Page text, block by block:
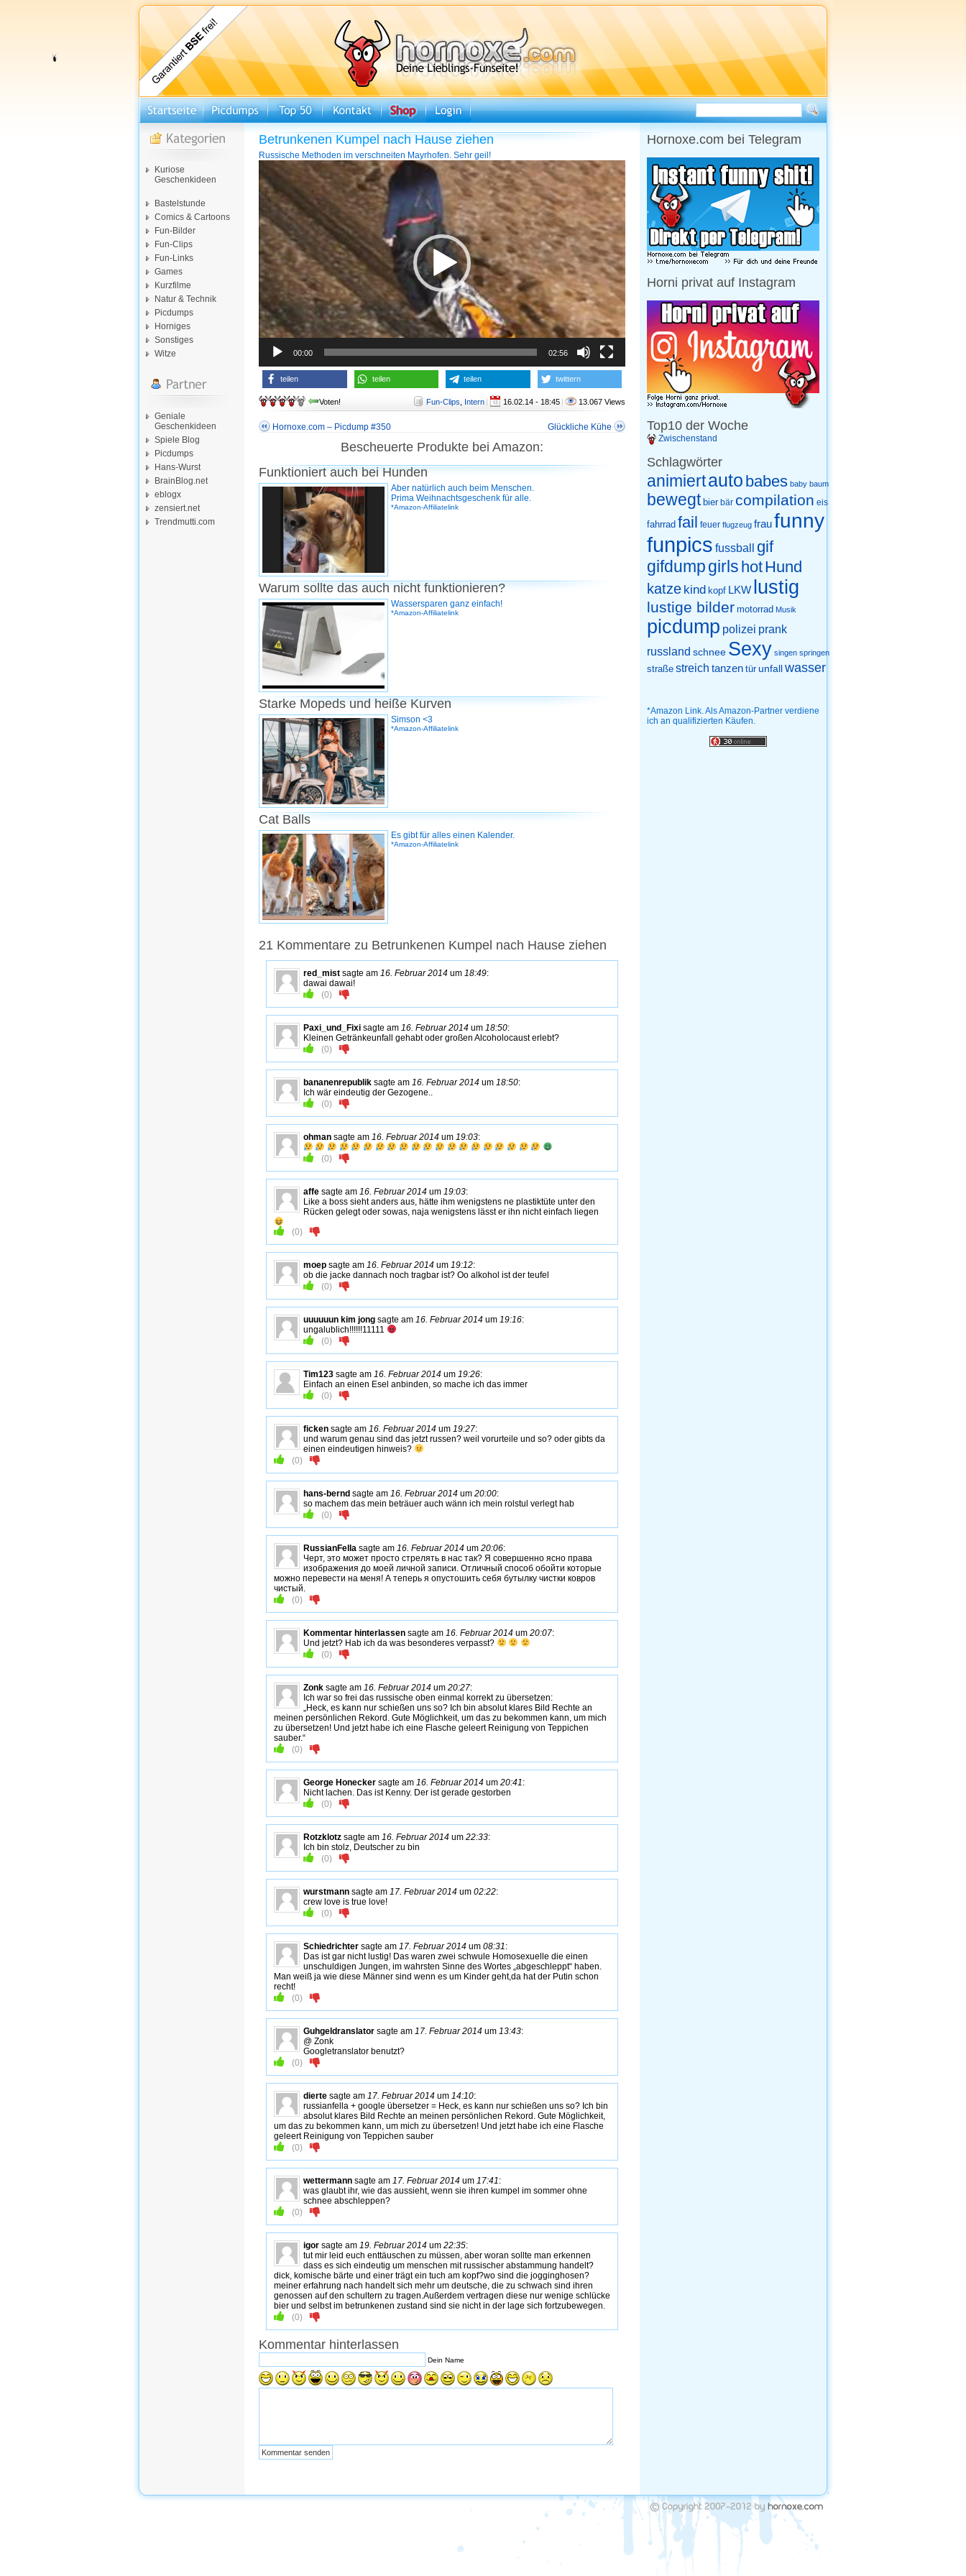
Kuriose
Geschenkideen
Bastelstunde
Comics & Cartoons
Fun-Bilder
Fun-Clips
Fun-Links
Games
Kurzfilme
Natur & Technik
Picdumps
Horniges
Sonstiges
Witze
Geniale
Geschenkideen
Spiele Blog
Picdumps
Hans-Wurst
BrainBlog.net
eblogx
zensiert.net
Trendmutti.com
Betrunkenen Kumpel nach Hause ziehen
Russische Methoden im verschneiten Mayrhofen. Sehr geil!
Video-
Player
00:00 02:56
teilen teilen teilen twittern
Voten! Fun-Clips Intern | 16.02.14 - 18:45 | 13.067 Views
Hornoxe.com – Picdump #350 Glückliche Kühe
Bescheuerte Produkte bei Amazon:
Funktioniert auch bei Hunden
Aber natürlich auch beim Menschen.
Prima Weihnachtsgeschenk für alle.
*Amazon-Affiliatelink
Warum sollte das auch nicht funktionieren?
Wassersparen ganz einfach!
*Amazon-Affiliatelink
Starke Mopeds und heiße Kurven
Simson <3
*Amazon-Affiliatelink
Cat Balls
Es gibt für alles einen Kalender.
*Amazon-Affiliatelink
21 Kommentare zu Betrunkenen Kumpel nach Hause ziehen
red_mist sagte am 16. Februar 2014 um 18:49:
dawai dawai!
(0)
Paxi_und_Fixi sagte am 16. Februar 2014 um 18:50:
Kleinen Getränkeunfall gehabt oder großen Alcoholocaust erlebt?
(0)
bananenrepublik sagte am 16. Februar 2014 um 18:50:
Ich wär eindeutig der Gezogene..
(0)
ohman sagte am 16. Februar 2014 um 19:03:
(0)
affe sagte am 16. Februar 2014 um 19:03:
Like a boss sieht anders aus, hätte ihm wenigstens ne plastiktüte unter den
Rücken gelegt oder sowas, naja wenigstens lässt er ihn nicht einfach liegen
(0)
moep sagte am 16. Februar 2014 um 19:12:
ob die jacke dannach noch tragbar ist? Oo alkohol ist der teufel
(0)
uuuuuun kim jong sagte am 16. Februar 2014 um 19:16:
ungalublich!!!!!!11111
(0)
Tim123 sagte am 16. Februar 2014 um 19:26:
Einfach an einen Esel anbinden, so mache ich das immer
(0)
ficken sagte am 16. Februar 2014 um 19:27:
und warum genau sind das jetzt russen? weil vorurteile und so? oder gibts da
einen eindeutigen hinweis?
(0)
hans-bernd sagte am 16. Februar 2014 um 20:00:
so machem das mein beträuer auch wänn ich mein rolstul verlegt hab
(0)
RussianFella sagte am 16. Februar 2014 um 20:06:
Черт, это может просто стрелять в нас так? Я совершенно ясно права
изображения до моей личной записи. Отличный способ обойти которые
можно перевести на меня! А теперь я опустошить себя бутылку чистки ковров
чистый.
(0)
Kommentar hinterlassen sagte am 16. Februar 2014 um 20:07:
Und jetzt? Hab ich da was besonderes verpasst?
(0)
Zonk sagte am 16. Februar 2014 um 20:27:
Ich war so frei das russische oben einmal korrekt zu übersetzen:
„Heck, es kann nur schießen uns so? Ich bin absolut klares Bild Rechte an
meinen persönlichen Rekord. Gute Möglichkeit, um das zu bekommen kann, um mich
zu übersetzen! Und jetzt habe ich eine Flasche geleert Reinigung von Teppichen
sauber.“
(0)
George Honecker sagte am 16. Februar 2014 um 20:41:
Nicht lachen. Das ist Kenny. Der ist gerade gestorben
(0)
Rotzklotz sagte am 16. Februar 2014 um 22:33:
Ich bin stolz, Deutscher zu bin
(0)
wurstmann sagte am 17. Februar 2014 um 02:22:
crew love is true love!
(0)
Schiedrichter sagte am 17. Februar 2014 um 08:31:
Das ist gar nicht lustig! Das waren zwei schwule Homosexuelle die einen
unschuldigen Jungen, im wahrsten Sinne des Wortes „abgeschleppt“ haben.
Man weiß ja wie diese Männer sind wenn es um Kinder geht,da hat der Putin schon
recht!
(0)
Guhgeldranslator sagte am 17. Februar 2014 um 13:43:
@ Zonk
Googletranslator benutzt?
(0)
dierte sagte am 17. Februar 2014 um 14:10:
russianfella + google übersetzer = Heck, es kann nur schießen uns so? Ich bin
absolut klares Bild Rechte an meinen persönlichen Rekord. Gute Möglichkeit,
um das zu bekommen kann, um mich zu übersetzen! Und jetzt habe ich eine Flasche
geleert Reinigung von Teppichen sauber
(0)
wettermann sagte am 17. Februar 2014 um 17:41:
was glaubt ihr, wie das aussieht, wenn sie ihren kumpel im sommer ohne
schnee abschleppen?
(0)
igor sagte am 19. Februar 2014 um 22:35:
tut mir leid euch enttäuschen zu müssen, aber woran sollte man erkennen
dass es sich eindeutig um menschen mit russischer abstammung handelt?
dick, komische bärte und einer trägt ein tuch am kopf?wo sind die jogginghosen?
meiner erfahrung nach handelt sich mehr um deutsche, die zu schwach sind ihren
genossen auf den schultern zu tragen.Außerdem vertragen diese nur wenige schlücke
bier und selbst im betrunkenen zustand sind sie nicht in der lage sich fortzubewegen.
(0)
Kommentar hinterlassen
Dein Name
Hornoxe.com bei Telegram
Horni privat auf Instagram
Top10 der Woche
Zwischenstand
Schlagwörter
animiertauto babes baby baum
bewegt bier bär compilation eis
fahrrad fail feuer flugzeug fraufunny
funpics fussball gif
gifdump girls hotHund
katze kind kopf LKW lustig
lustige bilder motorrad Musik
picdump polizei prank
russland schnee Sexy singen springen
straße streich tanzen tür unfallwasser
*Amazon Link. Als Amazon-Partner verdiene
ich an qualifizierten Käufen.